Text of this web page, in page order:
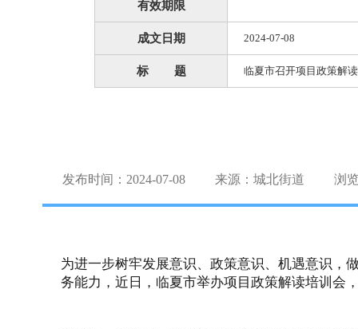
有效期限
成文日期 2024-07-08
标 题 临夏市召开项目政策解
发布时间：2024-07-08 来源：城北街道 浏
为进一步树牢发展意识、政策意识、机遇意识，
务能力，近日，临夏市举办项目政策解读培训会